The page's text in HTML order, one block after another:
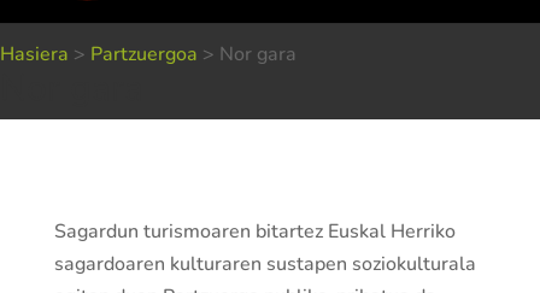
Hasiera > Partzuergoa > Nor gara
Sagardun turismoaren bitartez Euskal Herriko
sagardoaren kulturaren sustapen soziokulturala